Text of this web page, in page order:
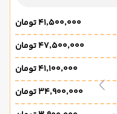
۴۱٬۵۰۰٬۰۰۰ تومان
۴۷٬۵۰۰٬۰۰۰ تومان
۴۱٬۱۰۰٬۰۰۰ تومان
۳۴٬۹۰۰٬۰۰۰ تومان